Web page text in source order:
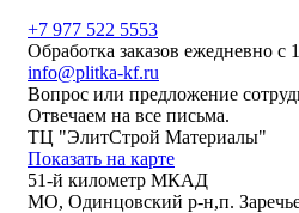
+7 977 522 5553
Обработка заказов ежедневно с
info@plitka-kf.ru
Вопрос или предложение
Отвечаем на все письма.
ТЦ "ЭлитСтрой Материалы"
Показать на карте
51-й километр МКАД
МО, Одинцовский р-н,п.